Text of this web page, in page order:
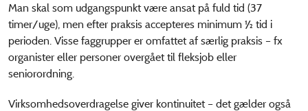
Man skal som udgangspunkt være ansat på fuld tid (37
timer/uge), men efter praksis accepteres minimum ½ tid i
perioden. Visse faggrupper er omfattet af særlig praksis – fx
organister eller personer overgået til fleksjob eller
seniorordning.
Virksomhedsoverdragelse giver kontinuitet – det gælder også